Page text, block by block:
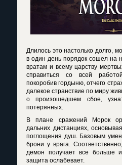
Длилось это настолько долго,
в один день порядок сошел на
вратам и всему царству
справиться со всей
покоробив гордыню, отчего
далекое странствие по миру
о произошедшем сбое,
потерянных.
В плане сражений Морок
дальних дистанциях,
поглощения душ. Базовым
брони у врага.
демон получает все больше
защита ослабевает.